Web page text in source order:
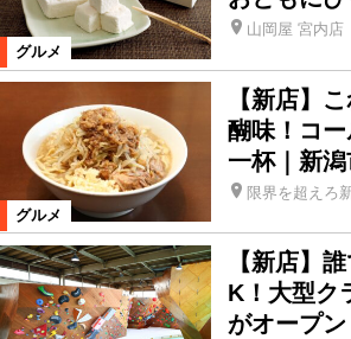
グルメ
山岡屋 宮内店
グルメ
【新店】
醐味！コ
一杯｜新
限界を超えろ
【新店】
K！大型ク
がオープ